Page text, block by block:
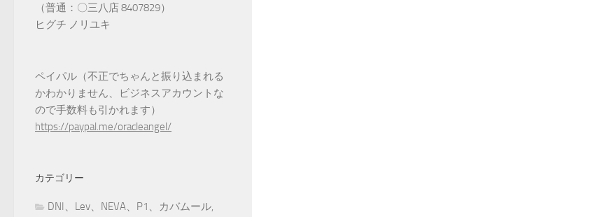
（普通：〇三八店 8407829）
ヒグチ ノリユキ
ペイパル（不正でちゃんと振り込まれる
かわかりません、ビジネスアカウントな
ので手数料も引かれます）
https://paypal.me/oracleangel/
カテゴリー
DNI、Lev、NEVA、P1、カバムール,